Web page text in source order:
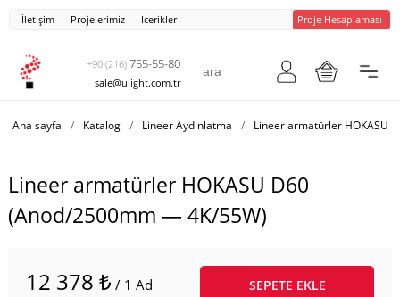
İletişim Projelerimiz Icerikler Proje Hesaplaması
+90 (216) 755-55-80
sale@ulight.com.tr
Ana sayfa / Katalog / Lineer Aydınlatma / Lineer armatürler HOKASU
Lineer armatürler HOKASU D60
(Anod/2500mm — 4K/55W)
12 378 ₺ / 1 Ad SEPETE EKLE